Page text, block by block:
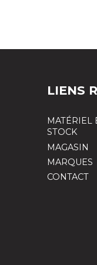
LIENS
MATÉRIEL
STOCK
MAGASIN
MARQUES
CONTACT